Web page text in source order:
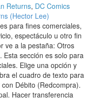
Returns, DC Comics
(Hector Lee)
para fines comerciales,
espectáculo u otro fin
ve a la pestaña: Otros
Esta sección es solo para
Elige una opción y
el cuadro de texto para
Débito (Redcompra).
Hacer transferencia